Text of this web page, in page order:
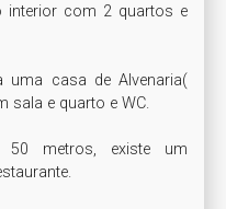
interior com 2 quartos e
uma casa de Alvenaria(
sala e quarto e WC.
50 metros, existe um